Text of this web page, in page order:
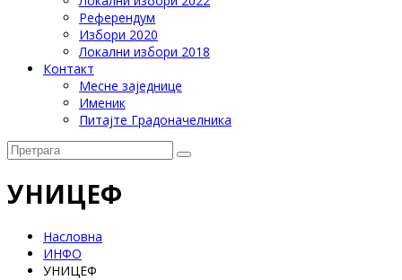
Референдум
Избори 2020
Локални избори 2018
Контакт
Месне заједнице
Именик
Питајте Градоначелника
УНИЦЕФ
Насловна
ИНФО
УНИЦЕФ